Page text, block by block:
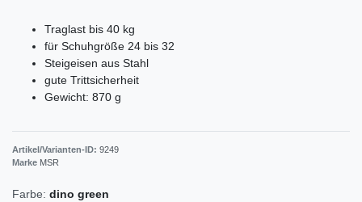
Traglast bis 40 kg
für Schuhgröße 24 bis 32
Steigeisen aus Stahl
gute Trittsicherheit
Gewicht: 870 g
Artikel/Varianten-ID: 9249
Marke MSR
Farbe: dino green